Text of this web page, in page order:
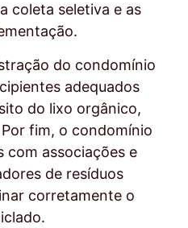
coleta seletiva e as
do condomínio
adequados
do lixo orgânico,
fim, o condomínio
com associações e
de resíduos
corretamente o